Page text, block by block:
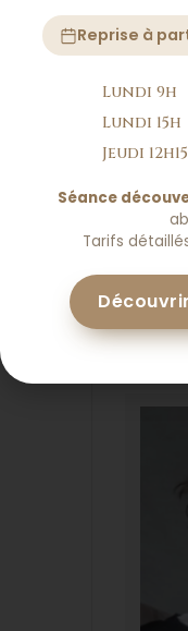
Reprise à
Lundi 9h
Lundi 15h
Jeudi 12h15
Séance
Tarifs